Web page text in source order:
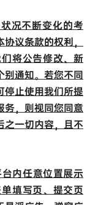
况不断变化的考
议条款的权利，
将公告修改、新
别通知。若您不同
停止使用我们所提
务，则视同您同意
之一切内容，且不
内任意位置展示
填写页、提交页